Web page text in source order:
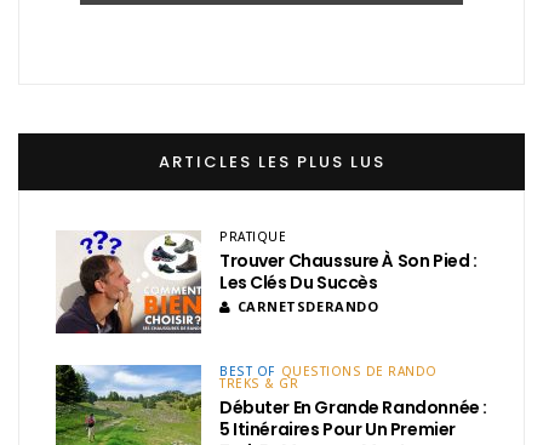
ARTICLES LES PLUS LUS
PRATIQUE
Trouver Chaussure À Son Pied :
Les Clés Du Succès
CARNETSDERANDO
BEST OF QUESTIONS DE RANDO
TREKS & GR
Débuter En Grande Randonnée :
5 Itinéraires Pour Un Premier